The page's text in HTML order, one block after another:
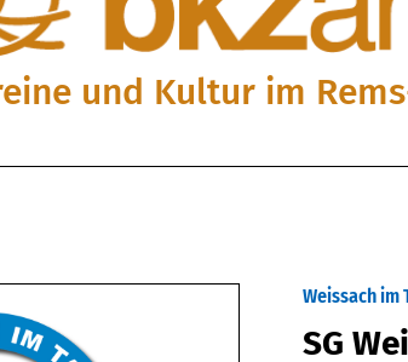
und Kultur im
Weissach im
SG